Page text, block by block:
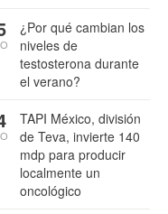
¿Por qué cambian los
niveles de
testosterona durante
el verano?
TAPI México, división
de Teva, invierte 140
mdp para producir
localmente un
oncológico